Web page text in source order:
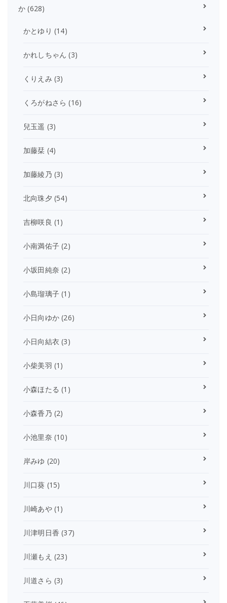
か (628)
かとゆり (14)
かれしちゃん (3)
くりえみ (3)
くろがねさら (16)
兒玉遥 (3)
加藤栞 (4)
加藤綾乃 (3)
北向珠夕 (54)
吉柳咲良 (1)
小南満佑子 (2)
小坂田純奈 (2)
小島瑠璃子 (1)
小日向ゆか (26)
小日向結衣 (3)
小柴美羽 (1)
小森ほたる (1)
小森香乃 (2)
小池里奈 (10)
岸みゆ (20)
川口葵 (15)
川崎あや(1)
川津明日香 (37)
川瀬もえ (23)
川道さら (3)